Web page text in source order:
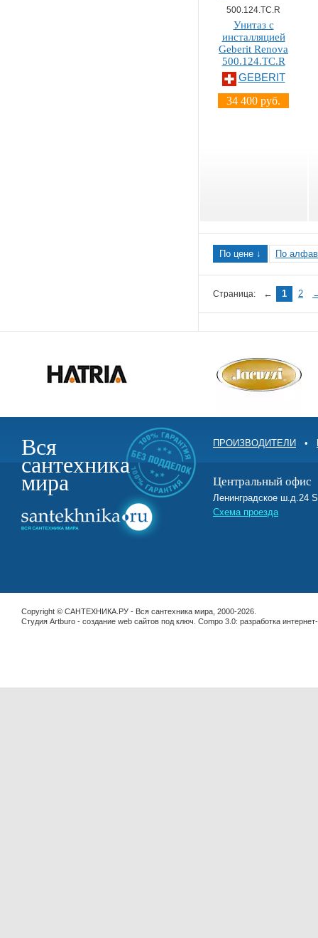
500.124.TC.R
Унитаз с
инсталляцией
Geberit Renova
500.124.TC.R
GEBERIT
34 400 руб.
По цене ↓ По
Страница: ← 1 2
Вся
сантехника
мира
ПРОИЗВОДИТЕЛИ •
Центральный офис
Ленинградское ш.д.24
Схема проезда
Copyright © САНТЕХНИКА.РУ - Вся сантехника мира, 2000-2026.
Студия Artburo - cоздание web сайтов под ключ . Compo 3.0: разработка